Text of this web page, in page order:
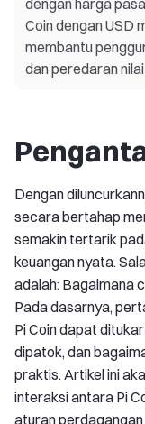
dengan harga
Coin dengan USD
membantu
dan peredaran nilai
Dengan
secara bertahap
semakin tertarik
keuangan nyata.
adalah: Bagaimana
Pada dasarnya,
Pi Coin dapat
dipatok, dan
praktis. Artikel ini
interaksi antara Pi
aturan